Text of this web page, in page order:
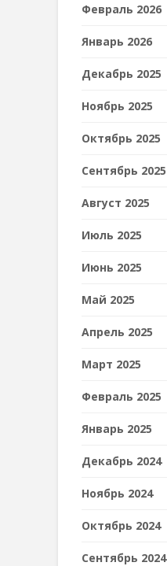
Февраль 2026
Январь 2026
Декабрь 2025
Ноябрь 2025
Октябрь 2025
Сентябрь 2025
Август 2025
Июль 2025
Июнь 2025
Май 2025
Апрель 2025
Март 2025
Февраль 2025
Январь 2025
Декабрь 2024
Ноябрь 2024
Октябрь 2024
Сентябрь 2024